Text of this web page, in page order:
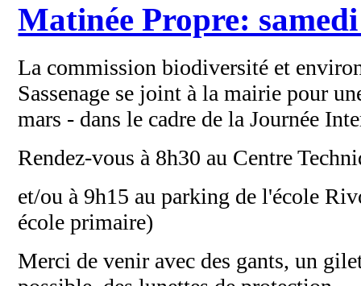
Matinée Propre:
La commission biodiversité et
Sassenage se joint à la mairie pour
mars - dans le cadre de la Journée
Rendez-vous à 8h30 au Centre
et/ou à 9h15 au parking de l'école
école primaire)
Merci de venir avec des gants, un